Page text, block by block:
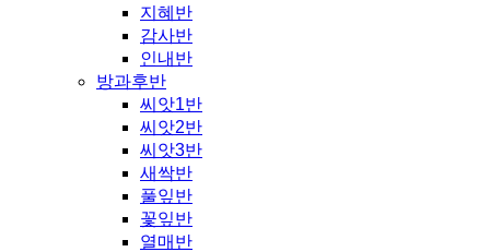
지혜반
감사반
인내반
방과후반
씨앗1반
씨앗2반
씨앗3반
새싹반
풀잎반
꽃잎반
열매반